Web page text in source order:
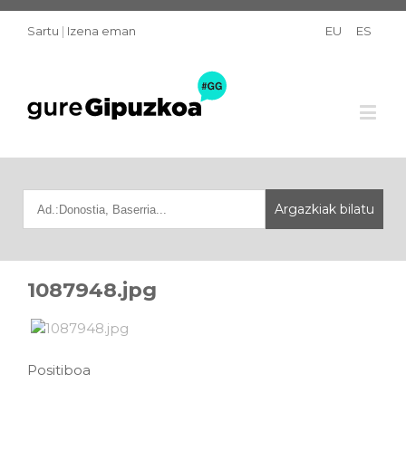
Sartu | Izena eman EU ES
1087948.jpg
Positiboa